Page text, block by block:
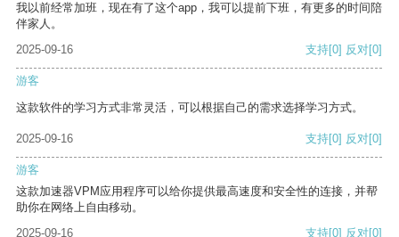
我以前经常加班，现在有了这个app，我可以提前下班，有更多的时间陪
伴家人。
2025-09-16
支持[0] 反对[0]
游客
这款软件的学习方式非常灵活，可以根据自己的需求选择学习方式。
2025-09-16 支持[0] 反对[0]
游客
这款加速器VPM应用程序可以给你提供最高速度和安全性的连接，并帮
助你在网络上自由移动。
2025-09-16
支持[0] 反对[0]